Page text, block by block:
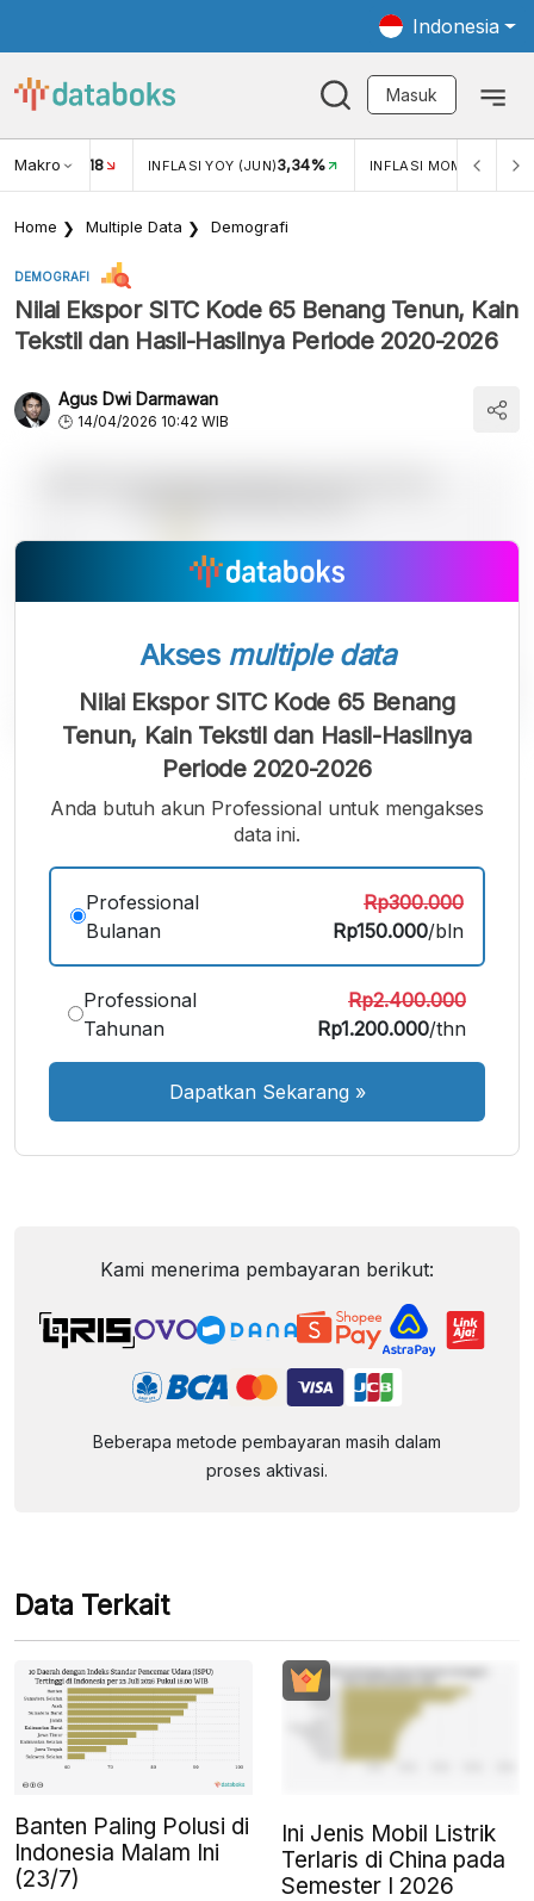
Indonesia
Masuk
Makro
USD/IDR 18 INFLASI YOY (JUN)3,34% INFLASI MOM (JUN)
Home Multiple Data Demografi
DEMOGRAFI
Nilai Ekspor SITC Kode 65 Benang Tenun, Kain
Tekstil dan Hasil-Hasilnya Periode 2020-2026
Agus Dwi Darmawan
14/04/2026 10:42 WIB
A
Font
A
Font
A
Font
Besar
Akses multiple data
Nilai Ekspor SITC Kode 65 Benang
Tenun, Kain Tekstil dan Hasil-Hasilnya
Periode 2020-2026
Anda butuh akun Professional untuk mengakses
data ini.
Professional
Bulanan
Rp300.000
Rp150.000/bln
Professional
Tahunan
Rp2.400.000
Rp1.200.000/thn
Dapatkan Sekarang »
Kami menerima pembayaran berikut:
Beberapa metode pembayaran masih dalam
proses aktivasi.
Data Terkait
Banten Paling Polusi di
Indonesia Malam Ini
(23/7)
Ini Jenis Mobil Listrik
Terlaris di China pada
Semester I 2026